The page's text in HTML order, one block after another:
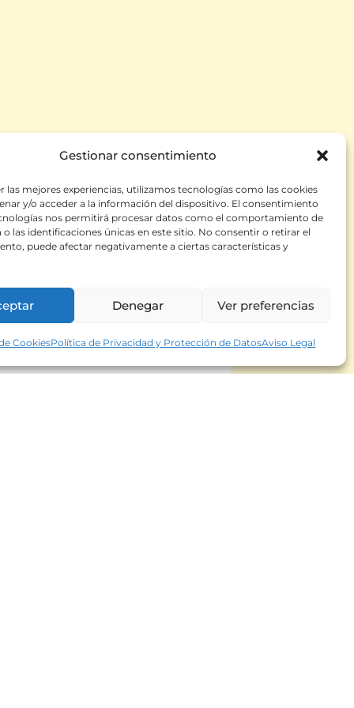
Gestionar consentimiento
las mejores experiencias, utilizamos tecnologías como las cookies
y/o acceder a la información del dispositivo. El consentimiento
nos permitirá procesar datos como el comportamiento de
o las identificaciones únicas en este sitio. No consentir o retirar el
puede afectar negativamente a ciertas características y
Denegar Ver preferencias
CookiesPolítica de Privacidad y Protección de DatosAviso Legal
y mensajes